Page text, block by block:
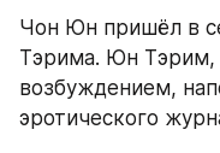
Чон Юн пришёл в
Тэрима. Юн Тэрим,
возбуждением,
эротического